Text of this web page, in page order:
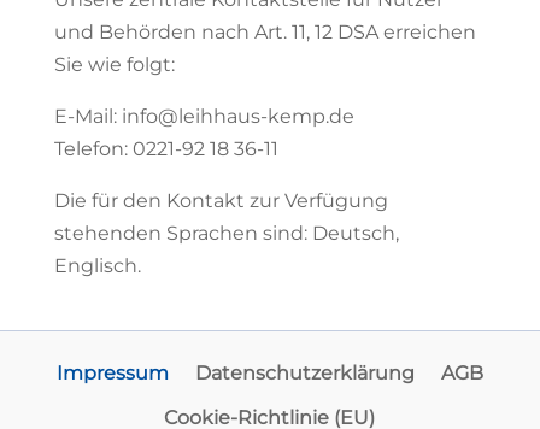
und Behörden nach Art. 11, 12 DSA erreichen
Sie wie folgt:
E-Mail: info@leihhaus-kemp.de
Telefon: 0221-92 18 36-11
Die für den Kontakt zur Verfügung
stehenden Sprachen sind: Deutsch,
Englisch.
Impressum Datenschutzerklärung
AGB
Cookie-Richtlinie (EU)